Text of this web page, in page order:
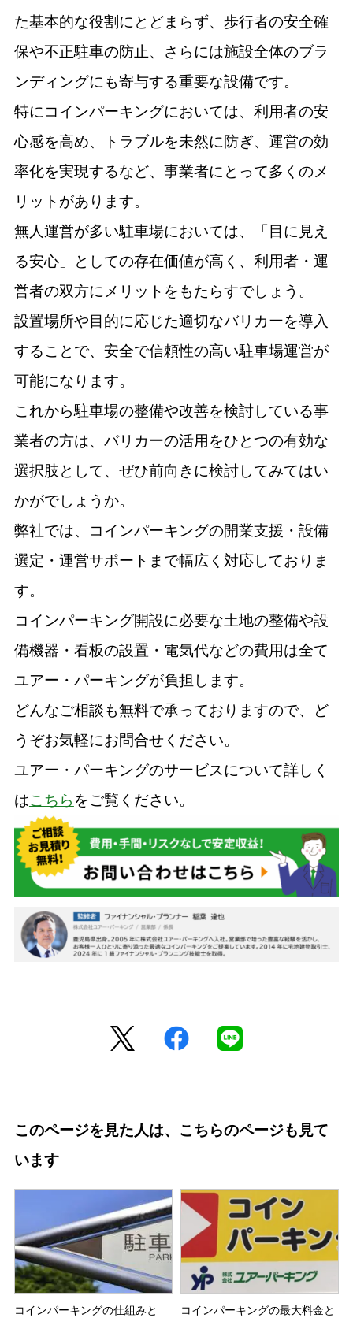
た基本的な役割にとどまらず、歩行者の安全確
保や不正駐車の防止、さらには施設全体のブラ
ンディングにも寄与する重要な設備です。
特にコインパーキングにおいては、利用者の安
心感を高め、トラブルを未然に防ぎ、運営の効
率化を実現するなど、事業者にとって多くのメ
リットがあります。
無人運営が多い駐車場においては、「目に見え
る安心」としての存在価値が高く、利用者・運
営者の双方にメリットをもたらすでしょう。
設置場所や目的に応じた適切なバリカーを導入
することで、安全で信頼性の高い駐車場運営が
可能になります。
これから駐車場の整備や改善を検討している事
業者の方は、バリカーの活用をひとつの有効な
選択肢として、ぜひ前向きに検討してみてはい
かがでしょうか。
弊社では、コインパーキングの開業支援・設備
選定・運営サポートまで幅広く対応しておりま
す。
コインパーキング開設に必要な土地の整備や設
備機器・看板の設置・電気代などの費用は全て
ユアー・パーキングが負担します。
どんなご相談も無料で承っておりますので、ど
うぞお気軽にお問合せください。
ユアー・パーキングのサービスについて詳しく
はこちら をご覧ください。
このページを見た人は、こちらのページも見て
います
コインパーキングの仕組みと
コインパーキングの最大料金と